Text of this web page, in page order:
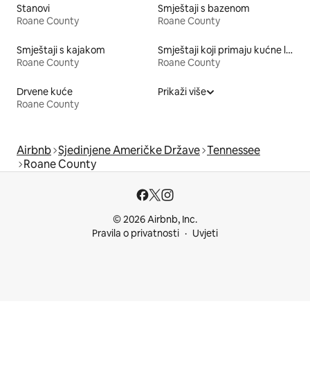
Stanovi
Roane County
Smještaji s bazenom
Roane County
Smještaji s kajakom
Roane County
Smještaji koji primaju kućne ljubimce
Roane County
Drvene kuće
Roane County
Prikaži više
Airbnb Sjedinjene Američke Države Tennessee
Roane County
© 2026 Airbnb, Inc.
Pravila o privatnosti
Uvjeti